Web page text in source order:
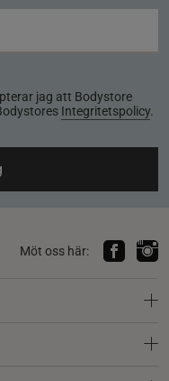
jag att Bodystore
Integritetspolicy.
Möt oss här: